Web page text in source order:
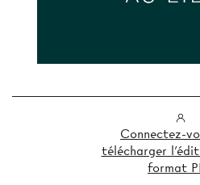
Connectez-
télécharger
format